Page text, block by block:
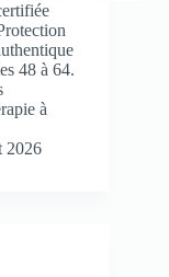
48 à 64.
à
2026